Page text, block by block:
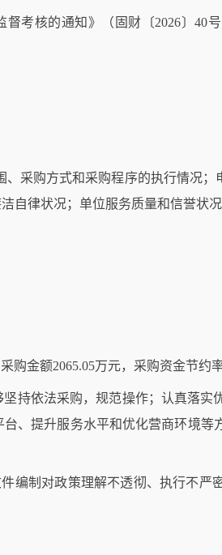
考核的通知》（固财〔2026〕40号
、采购方式和采购程序的执行情况
自律状况；单位服务质量和信誉状况
金额2065.05万元，采购资金节约率
坚持依法采购，规范操作；认真落
、提升服务水平和优化营商环境等
编制对政策理解不透彻、执行不严